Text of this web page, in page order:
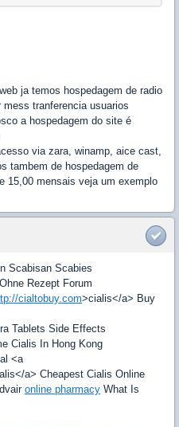
ja temos hospedagem de radio
tranferencia usuarios
a hospedagem do site é
via zara, winamp, aice cast,
tambem de hospedagem de
15,00 mensais veja um exemplo
Scabisan Scabies
Rezept Forum
cialtobuy.com>cialis</a> Buy
Tablets Side Effects
Cialis In Hong Kong
<a
a> Cheapest Cialis Online
online pharmacy What Is